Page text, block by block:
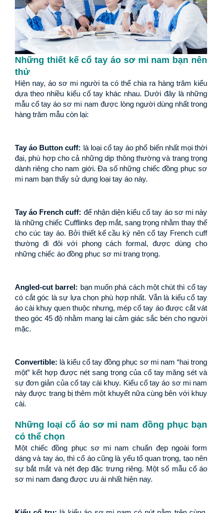
Những thiết kế cổ tay áo sơ mi nam bạn nên
thử
Hiện nay, áo sơ mi người ta có thể chia ra hàng trăm kiểu
dựa theo nhiều kiểu cổ tay khác nhau. Dưới đây là những
mẫu cổ tay áo sơ mi nam được lòng người dùng nhất trong
hàng trăm mẫu còn lại:
Tay áo Button cuff: là loại cổ tay áo phổ biến nhất mọi thời
đại, phù hợp cho cả những dịp thông thường và trang trọng
dành riêng cho nam giới. Đa số những chiếc đồng phục sơ
mi nam bạn thấy sử dụng loại tay áo này.
Tay áo French cuff: để nhận diện kiểu cổ tay áo sơ mi này
là những chiếc Cufflinks đẹp mắt, sang trọng nhằm thay thế
cho cúc tay áo. Bởi thiết kế cầu kỳ nên cổ tay French cuff
thường đi đôi với phong cách formal, được dùng cho
những chiếc áo đồng phục sơ mi trang trọng.
Angled-cut barrel: bạn muốn phá cách một chút thì cổ tay
có cắt góc là sự lựa chọn phù hợp nhất. Vẫn là kiểu cổ tay
áo cài khuy quen thuộc nhưng, mép cổ tay áo được cắt vát
theo góc 45 độ nhằm mang lại cảm giác sắc bén cho người
mặc.
Convertible: là kiểu cổ tay đồng phục sơ mi nam “hai trong
một” kết hợp được nét sang trọng của cổ tay măng sét và
sự đơn giản của cổ tay cài khuy. Kiểu cổ tay áo sơ mi nam
này được trang bị thêm một khuyết nữa cùng bên với khuy
cài.
Những loại cổ áo sơ mi nam đồng phục bạn
có thể chọn
Một chiếc đồng phục sơ mi nam chuẩn đẹp ngoài form
dáng và tay áo, thì cổ áo cũng là yếu tố quan trọng, tạo nên
sự bắt mắt và nét đẹp đặc trưng riêng. Một số mẫu cổ áo
sơ mi nam đang được ưu ái nhất hiện nay.